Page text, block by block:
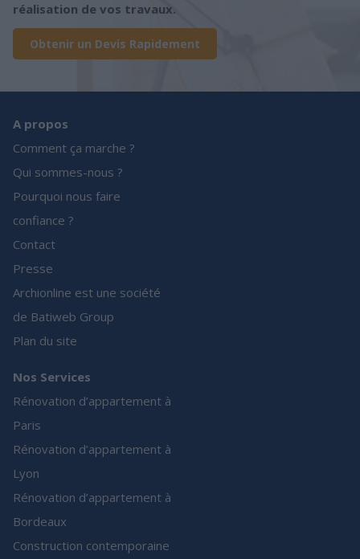
réalisation de vos travaux.
Obtenir un Devis Rapidement
A propos
Comment ça marche ?
Qui sommes-nous ?
Pourquoi nous faire
confiance ?
Contact
Presse
Archionline est une société
de Batiweb Group
Plan du site
Nos Services
Rénovation d’appartement à
Paris
Rénovation d’appartement à
Lyon
Rénovation d’appartement à
Bordeaux
Construction contemporaine